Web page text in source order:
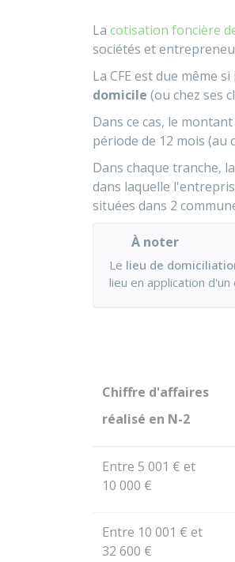
La cotisation foncière
sociétés et
La CFE est due même
domicile (ou chez ses
Dans ce cas, le
période de 12 mois (au
Dans chaque tranche,
dans laquelle
situées dans 2
À noter
Le lieu de
lieu en application
Chiffre d'affaires
réalisé en N-2
Entre 5 001 € et
10 000 €
Entre 10 001 € et
32 600 €